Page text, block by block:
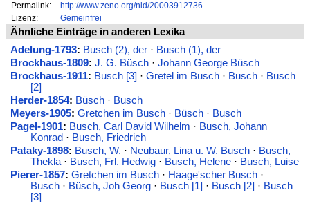
Permalink:
http://www.zeno.org/nid/20003912736
Lizenz:
Gemeinfrei
Ähnliche Einträge in anderen Lexika
Adelung-1793: Busch (2), der· Busch (1), der
Brockhaus-1809: J. G. Büsch· Johann George Büsch
Brockhaus-1911: Busch [3] · Gretel im Busch· Busch· Busch
[2]
Herder-1854: Büsch· Busch
Meyers-1905: Gretchen im Busch· Büsch· Busch
Pagel-1901: Busch, Carl David Wilhelm · Busch, Johann
Konrad · Busch, Friedrich
Pataky-1898: Busch, W. · Neubaur, Lina u. W. Busch· Busch,
Thekla· Busch, Frl. Hedwig· Busch, Helene· Busch, Luise
Pierer-1857: Gretchen im Busch· Haage'scher Busch·
Busch· Büsch, Joh Georg· Busch [1] · Busch [2] · Busch
[3]